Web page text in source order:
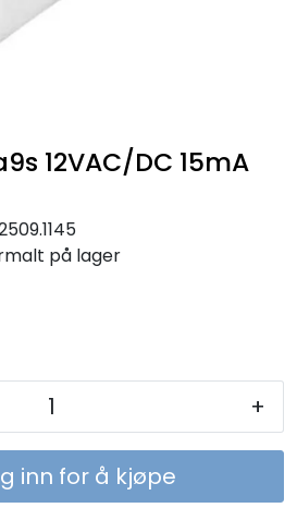
12VAC/DC 15mA
på lager
+
inn for å kjøpe